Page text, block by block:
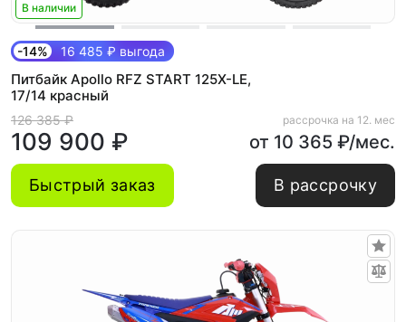
В наличии
-14% 16 485 ₽ выгода
Питбайк Apollo RFZ START 125X-LE,
17/14 красный
126 385 ₽
109 900 ₽
рассрочка на 12. мес
от 10 365 ₽/мес.
Быстрый заказ В рассрочку